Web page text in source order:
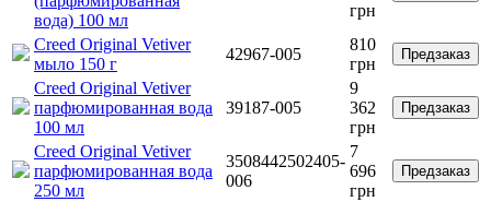
вода) 100 мл
грн
Creed Original Vetiver
мыло 150 г
42967-005
810
грн
Предзаказ
Creed Original Vetiver
парфюмированная вода
100 мл
39187-005
9
362
грн
Предзаказ
Creed Original Vetiver
парфюмированная вода
250 мл
3508442502405-
006
7
696
грн
Предзаказ